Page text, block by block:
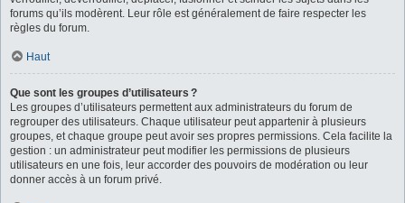
forums qu’ils modèrent. Leur rôle est généralement de faire respecter les
règles du forum.
Haut
Que sont les groupes d’utilisateurs ?
Les groupes d’utilisateurs permettent aux administrateurs du forum de
regrouper des utilisateurs. Chaque utilisateur peut appartenir à plusieurs
groupes, et chaque groupe peut avoir ses propres permissions. Cela facilite la
gestion : un administrateur peut modifier les permissions de plusieurs
utilisateurs en une fois, leur accorder des pouvoirs de modération ou leur
donner accès à un forum privé.